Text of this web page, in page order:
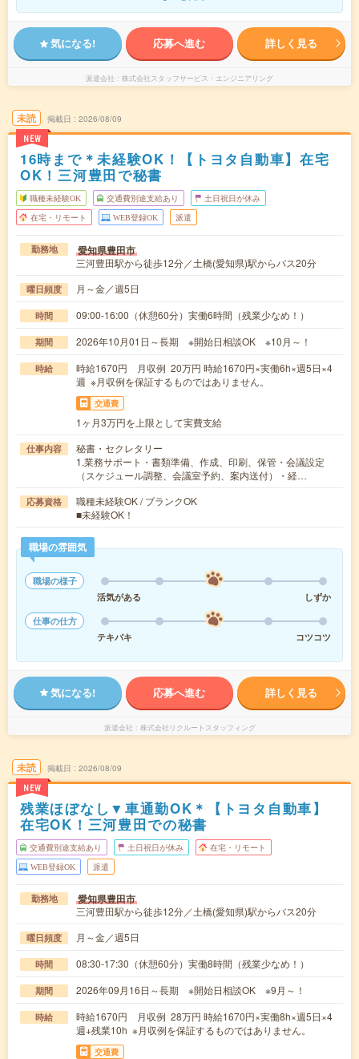
気になる! 応募へ進む 詳しく見る
派遣会社 株式会社スタッフサービス・エンジニアリング
未読
NEW
掲載日 2026/08/09
16時まで＊未経験OK！【トヨタ自動車】在宅
OK！三河豊田で秘書
職種未経験OK 交通費別途支給あり 土日祝日が休み
在宅・リモート WEB登録OK 派遣
勤務地 愛知県豊田市
三河豊田駅から徒歩12分／土橋(愛知県)駅からバス20分
曜日頻度 月～金／週5日
時間 09:00-16:00（休憩60分）実働6時間（残業少なめ！）
期間 2026年10月01日～長期 ※開始日相談OK ※10月～！
時給
時給1670円 月収例 20万円 時給1670円×実働6h×週5日×4
週 ※月収例を保証するものではありません。
交通費
1ヶ月3万円を上限として実費支給
仕事内容
秘書・セクレタリー
1.業務サポート・書類準備、作成、印刷、保管・会議設定
（スケジュール調整、会議室予約、案内送付）・経…
応募資格
職種未経験OK / ブランクOK
■未経験OK！
職場の雰囲気
職場の様子
活気がある
しずか
仕事の仕方
テキパキ
コツコツ
気になる! 応募へ進む 詳しく見る
派遣会社 株式会社リクルートスタッフィング
未読
NEW
掲載日 2026/08/09
残業ほぼなし▼車通勤OK＊【トヨタ自動車】
在宅OK！三河豊田での秘書
交通費別途支給あり 土日祝日が休み 在宅・リモート
WEB登録OK 派遣
勤務地 愛知県豊田市
三河豊田駅から徒歩12分／土橋(愛知県)駅からバス20分
曜日頻度 月～金／週5日
時間 08:30-17:30（休憩60分）実働8時間（残業少なめ！）
期間 2026年09月16日～長期 ※開始日相談OK ※9月～！
時給
時給1670円 月収例 28万円 時給1670円×実働8h×週5日×4
週+残業10h ※月収例を保証するものではありません。
交通費